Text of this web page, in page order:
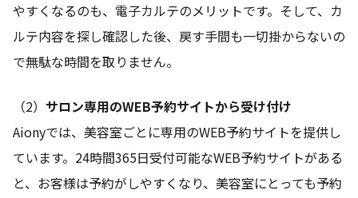
やすくなるのも、電子カルテのメリットです。そして、カ
ルテ内容を探し確認した後、戻す手間も一切掛からないの
で無駄な時間を取りません。
（2） サロン専用のWEB予約サイトから受け付け
Aionyでは、美容室ごとに専用のWEB予約サイトを提供し
ています。24時間365日受付可能なWEB予約サイトがある
と、お客様は予約がしやすくなり、美容室にとっても予約